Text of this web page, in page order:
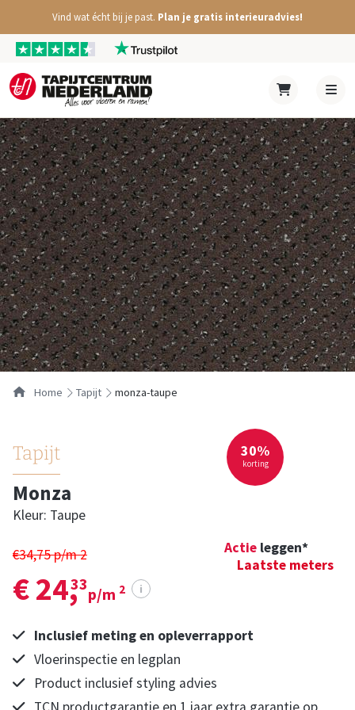
Vind wat écht bij je past. Plan je gratis interieuradvies!
Home tapijt monza-taupe
Tapijt
Monza
Kleur: Taupe
€34,75 p/m2
€ 24,
33
p/m 2 i
Actie leggen*
Laatste meters
Inclusief meting en opleverrapport
Vloerinspectie en legplan
Product inclusief styling advies
30%
korting